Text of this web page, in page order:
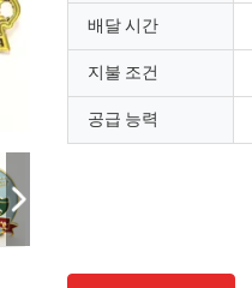
배달 시간
지불 조건
공급 능력